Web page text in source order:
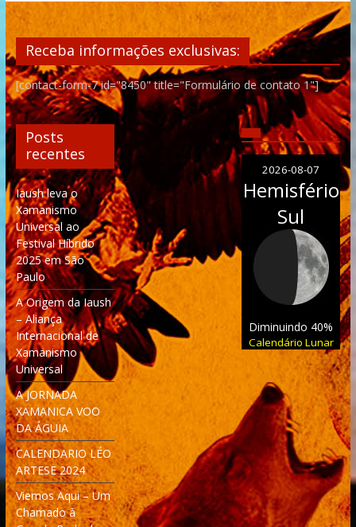
Receba informações exclusivas:
[contact-form-7 id="8450" title="Formulário de contato 1"]
Posts
recentes
Iaush leva o
Xamanismo
Universal ao
Festival Híbrido
2025 em São
Paulo
A Origem da Iaush
– Aliança
Internacional de
Xamanismo
Universal
A JORNADA
XAMANICA VOO
DA ÁGUIA
CALENDARIO LÉO
ARTESE 2024
Viemos Aqui – Um
Chamado à
2026-08-07
Hemisfério
Sul
Diminuindo 40%
Calendário Lunar